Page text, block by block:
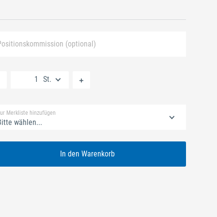
(optional)
St.
Merkliste hinzufügen
wählen...
In den Warenkorb